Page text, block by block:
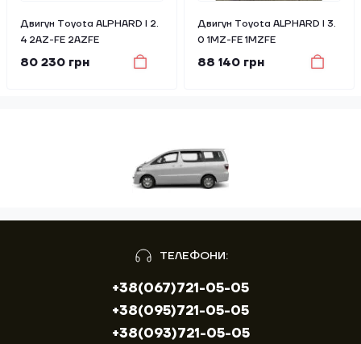
Двигун Toyota ALPHARD I 2.
4 2AZ-FE 2AZFE
80 230 грн
Двигун Toyota ALPHARD I 3.
0 1MZ-FE 1MZFE
88 140 грн
ТЕЛЕФОНИ:
+38(067)721-05-05
+38(095)721-05-05
+38(093)721-05-05